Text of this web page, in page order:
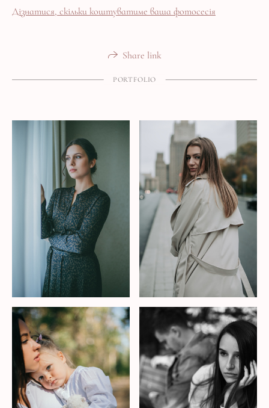
Дізнатися, скільки коштуватиме ваша фотосесія
Share link
PORTFOLIO